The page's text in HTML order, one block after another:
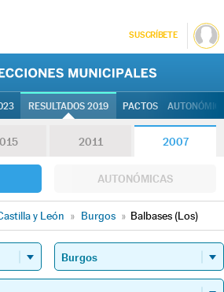
SUSCRÍBETE
RESULTADOS 2019 PACTOS
2011 2007
AUTONÓMICAS
y León » Burgos » Balbases (Los)